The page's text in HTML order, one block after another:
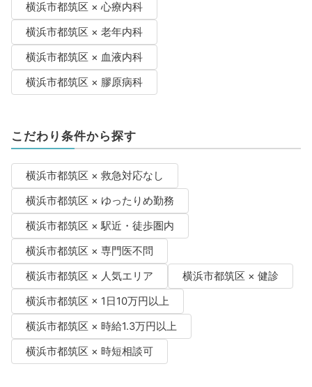
横浜市都筑区 × 心療内科
横浜市都筑区 × 老年内科
横浜市都筑区 × 血液内科
横浜市都筑区 × 膠原病科
こだわり条件から探す
横浜市都筑区 × 救急対応なし
横浜市都筑区 × ゆったりめ勤務
横浜市都筑区 × 駅近・徒歩圏内
横浜市都筑区 × 専門医不問
横浜市都筑区 × 人気エリア
横浜市都筑区 × 健診
横浜市都筑区 × 1日10万円以上
横浜市都筑区 × 時給1.3万円以上
横浜市都筑区 × 時短相談可